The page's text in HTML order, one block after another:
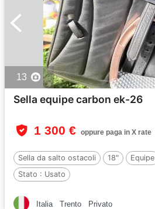
13
Sella equipe carbon ek-26
1 300 € oppure paga in X rate
Sella da salto ostacoli 18" Equipe
Stato : Usato
Italia Trento Privato